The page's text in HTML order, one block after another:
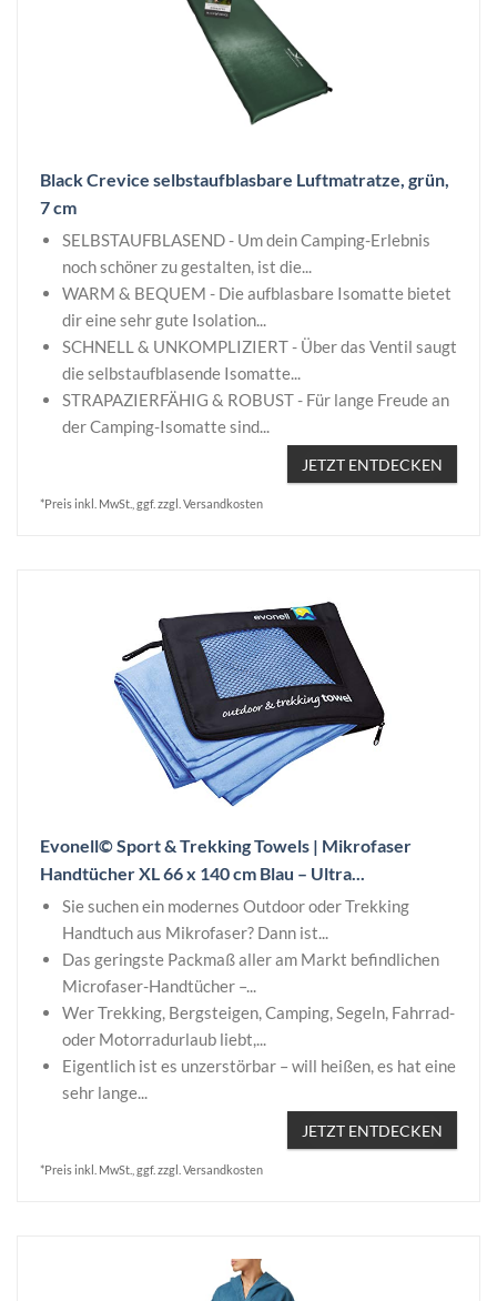
Black Crevice selbstaufblasbare Luftmatratze, grün,
7 cm
SELBSTAUFBLASEND - Um dein Camping-Erlebnis
noch schöner zu gestalten, ist die...
WARM & BEQUEM - Die aufblasbare Isomatte bietet
dir eine sehr gute Isolation...
SCHNELL & UNKOMPLIZIERT - Über das Ventil saugt
die selbstaufblasende Isomatte...
STRAPAZIERFÄHIG & ROBUST - Für lange Freude an
der Camping-Isomatte sind...
JETZT ENTDECKEN
*Preis inkl. MwSt., ggf. zzgl. Versandkosten
Evonell© Sport & Trekking Towels | Mikrofaser
Handtücher XL 66 x 140 cm Blau – Ultra...
Sie suchen ein modernes Outdoor oder Trekking
Handtuch aus Mikrofaser? Dann ist...
Das geringste Packmaß aller am Markt befindlichen
Microfaser-Handtücher –...
Wer Trekking, Bergsteigen, Camping, Segeln, Fahrrad-
oder Motorradurlaub liebt,...
Eigentlich ist es unzerstörbar – will heißen, es hat eine
sehr lange...
JETZT ENTDECKEN
*Preis inkl. MwSt., ggf. zzgl. Versandkosten